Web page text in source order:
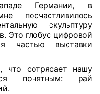
Германии, в
посчастливилось
скульптуру
Это глобус цифровой
частью выставки
что сотрясает нашу
понятным: рай